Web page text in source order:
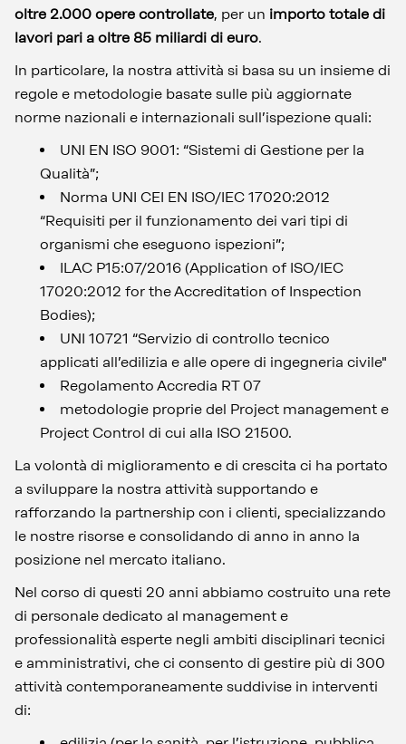
oltre 2.000 opere controllate, per un importo totale di
lavori pari a oltre 85 miliardi di euro.
In particolare, la nostra attività si basa su un insieme di
regole e metodologie basate sulle più aggiornate
norme nazionali e internazionali sull’ispezione quali:
UNI EN ISO 9001: “Sistemi di Gestione per la
Qualità”;
Norma UNI CEI EN ISO/IEC 17020:2012
“Requisiti per il funzionamento dei vari tipi di
organismi che eseguono ispezioni”;
ILAC P15:07/2016 (Application of ISO/IEC
17020:2012 for the Accreditation of Inspection
Bodies);
UNI 10721 “Servizio di controllo tecnico
applicati all’edilizia e alle opere di ingegneria civile"
Regolamento Accredia RT 07
metodologie proprie del Project management e
Project Control di cui alla ISO 21500.
La volontà di miglioramento e di crescita ci ha portato
a sviluppare la nostra attività supportando e
rafforzando la partnership con i clienti, specializzando
le nostre risorse e consolidando di anno in anno la
posizione nel mercato italiano.
Nel corso di questi 20 anni abbiamo costruito una rete
di personale dedicato al management e
professionalità esperte negli ambiti disciplinari tecnici
e amministrativi, che ci consento di gestire più di 300
attività contemporaneamente suddivise in interventi
di: